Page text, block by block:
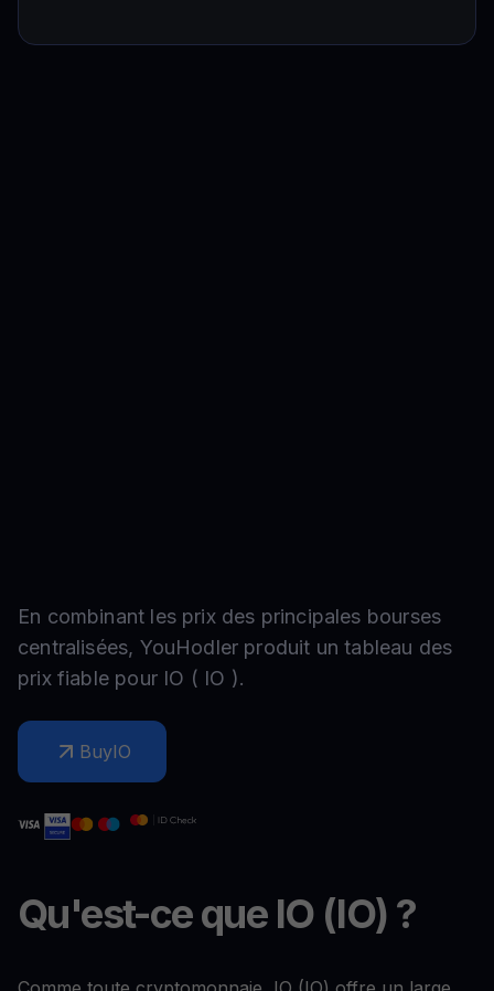
En combinant les prix des principales bourses
centralisées, YouHodler produit un tableau des
prix fiable pour IO ( IO ).
BuyIO
Qu'est-ce que IO (IO) ?